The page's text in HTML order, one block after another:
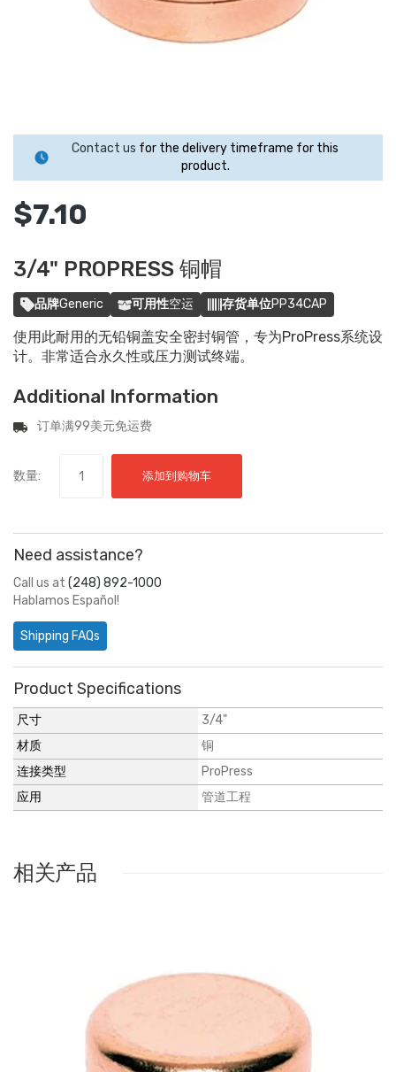
Contact us for the delivery timeframe for this
product.
$7.10
3/4" PROPRESS 铜帽
品牌Generic 可用性空运 存货单位PP34CAP
使用此耐用的无铅铜盖安全密封铜管，专为ProPress系统设
计。非常适合永久性或压力测试终端。
Additional Information
订单满99美元免运费
数量: 添加到购物车
Need assistance?
Call us at (248) 892-1000
Hablamos Español!
Shipping FAQs
Product Specifications
尺寸
3/4"
材质
铜
连接类型
ProPress
应用
管道工程
相关产品